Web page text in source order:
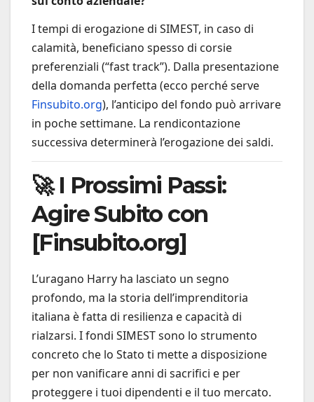
I tempi di erogazione di SIMEST, in caso di
calamità, beneficiano spesso di corsie
preferenziali (“fast track”). Dalla presentazione
della domanda perfetta (ecco perché serve
Finsubito.org), l’anticipo del fondo può arrivare
in poche settimane. La rendicontazione
successiva determinerà l’erogazione dei saldi.
🚀 I Prossimi Passi:
Agire Subito con
[Finsubito.org]
L’uragano Harry ha lasciato un segno
profondo, ma la storia dell’imprenditoria
italiana è fatta di resilienza e capacità di
rialzarsi. I fondi SIMEST sono lo strumento
concreto che lo Stato ti mette a disposizione
per non vanificare anni di sacrifici e per
proteggere i tuoi dipendenti e il tuo mercato.